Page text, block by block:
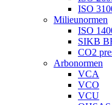
ISO
Milieunormen
ISO
SIKB
CO2
Arbonormen
VCA
VCO
VCU